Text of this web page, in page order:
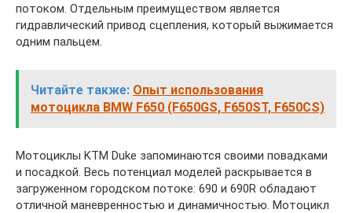
потоком. Отдельным преимуществом является
гидравлический привод сцепления, который выжимается
одним пальцем.
Читайте также: Опыт использования
мотоцикла BMW F650 (F650GS, F650ST, F650CS)
Мотоциклы KTM Duke запоминаются своими повадками
и посадкой. Весь потенциал моделей раскрывается в
загруженном городском потоке: 690 и 690R обладают
отличной маневренностью и динамичностью. Мотоцикл